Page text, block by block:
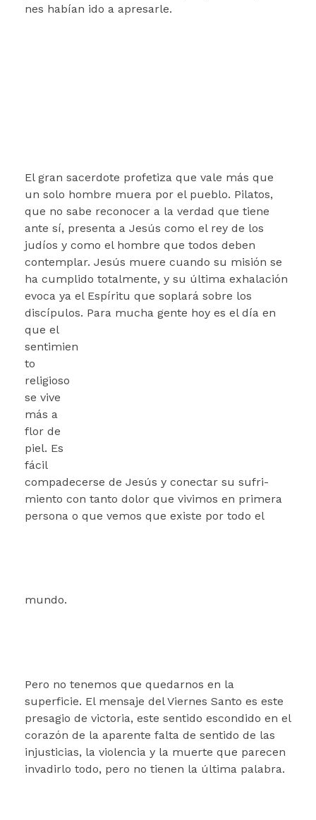
nes habían ido a apresarle.
El gran sacerdote profetiza que vale más que
un solo hombre muera por el pueblo. Pilatos,
que no sabe reco­nocer a la verdad que tiene
ante sí, presenta a Jesús como el rey de los
judíos y como el hom­bre que todos deben
contemplar. Jesús muere cuando su misión se
ha cumplido totalmente, y su última exhalación
evoca ya el Espíritu que soplará sobre los
discípulos. Para mucha gente hoy es el día en
que el
sentimien
to
religioso
se vive
más a
flor de
piel. Es
fácil
compadecerse de Jesús y conectar su sufri­
miento con tanto dolor que vivimos en prime­ra
persona o que vemos que existe por todo el
mundo.
Pero no tenemos que quedarnos en la
superficie. El mensaje del Viernes Santo es este
presagio de victoria, este sentido escondido en el
corazón de la aparente falta de sentido de las
injusticias, la violencia y la muerte que parecen
invadirlo todo, pero no tienen la última palabra.